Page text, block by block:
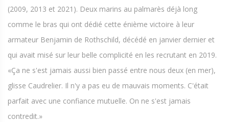
(2009, 2013 et 2021). Deux marins au palmarès déjà long
comme le bras qui ont dédié cette énième victoire à leur
armateur Benjamin de Rothschild, décédé en janvier dernier et
qui avait misé sur leur belle complicité en les recrutant en 2019.
«Ça ne s'est jamais aussi bien passé entre nous deux (en mer),
glisse Caudrelier. Il n'y a pas eu de mauvais moments. C'était
parfait avec une confiance mutuelle. On ne s'est jamais
contredit.»